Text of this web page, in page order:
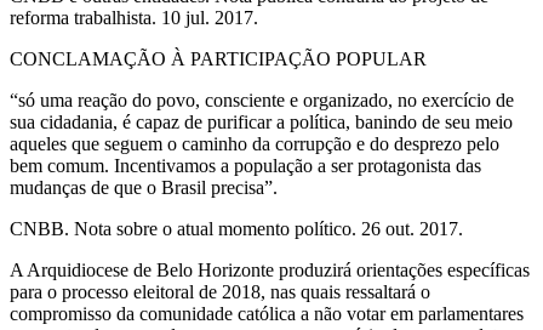
reforma trabalhista. 10 jul. 2017.
CONCLAMAÇÃO À PARTICIPAÇÃO POPULAR
“só uma reação do povo, consciente e organizado, no exercício de
sua cidadania, é capaz de purificar a política, banindo de seu meio
aqueles que seguem o caminho da corrupção e do desprezo pelo
bem comum. Incentivamos a população a ser protagonista das
mudanças de que o Brasil precisa”.
CNBB. Nota sobre o atual momento político. 26 out. 2017.
A Arquidiocese de Belo Horizonte produzirá orientações específicas
para o processo eleitoral de 2018, nas quais ressaltará o
compromisso da comunidade católica a não votar em parlamentares